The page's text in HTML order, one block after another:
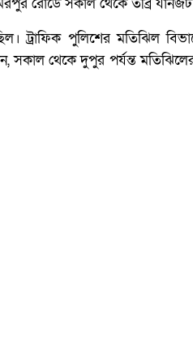
ট্রাফিক পুলিশের মতিঝিল
সকাল থেকে দুপুর পর্যন্ত